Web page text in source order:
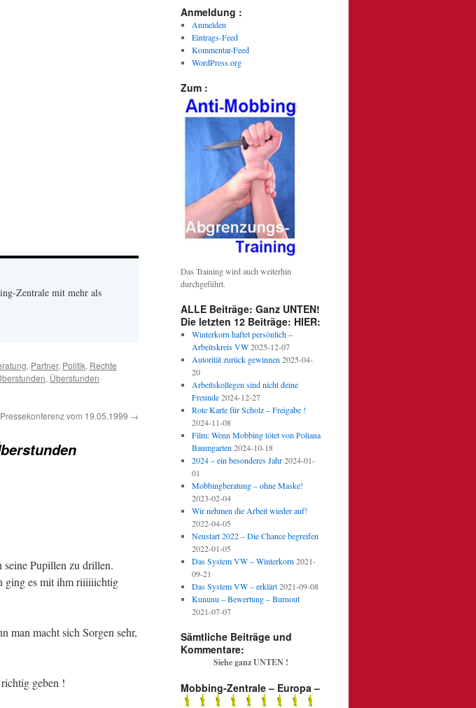
Zentrale mit mehr als
, Partner, Politik, Rechte
, Überstunden
vom 19.05.1999 →
seine Pupillen zu drillen.
ging es mit ihm riiiiiichtig
man macht sich Sorgen sehr,
geben !
Anmeldung :
Anmelden
Eintrags-Feed
Kommentar-Feed
WordPress.org
Zum :
Das Training wird auch weiterhin
durchgeführt.
ALLE Beiträge: Ganz UNTEN!
Die letzten 12 Beiträge: HIER:
Winterkorn haftet persönlich –
Arbeitskreis VW 2025-12-07
Autorität zurück gewinnen 2025-04-
20
Arbeitskollegen sind nicht deine
Freunde 2024-12-27
Rote Karte für Scholz – Freigabe !
2024-11-08
Film: Wenn Mobbing tötet von Poliana
Baumgarten 2024-10-18
2024 – ein besonderes Jahr 2024-01-
01
Mobbingberatung – ohne Maske!
2023-02-04
Wir nehmen die Arbeit wieder auf!
2022-04-05
Neustart 2022 – Die Chance begreifen
2022-01-05
Das System VW – Winterkorn 2021-
09-21
Das System VW – erklärt 2021-09-08
Kununu – Bewertung – Burnout
2021-07-07
Sämtliche Beiträge und
Kommentare:
Siehe ganz UNTEN !
Mobbing-Zentrale – Europa –